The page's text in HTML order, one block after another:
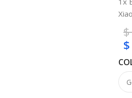
$
$